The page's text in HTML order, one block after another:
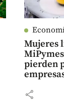
Mujeres
pierden
share